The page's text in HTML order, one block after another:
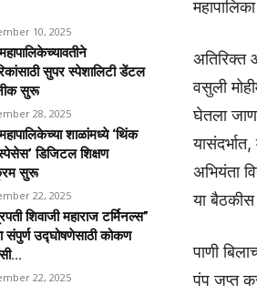
10, 2025
सुपर स्पेशालिटी डेंटल
सुरू
28, 2025
शाळांमध्ये ‘थिंक
डिजिटल शिक्षण
सुरू
22, 2025
शिवाजी महाराज टर्मिनल्स”
संपुर्ण उद्घोषणेसाठी कोकण
22, 2025
अतिरिक्त
वसुली
घेतला
अभियंता
या बैठकीस
पाणी
पंप जप्त